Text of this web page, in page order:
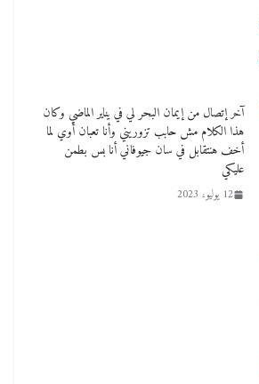
آخر إتصال من إيمان البحر لي في يناير الماضي وكان
هذا الكلام مش حابب تزوريني وأنا تعبان أوي لما
أخف هنتقابل في سان جيوفاني أنا بس بطمن
عليكي
12 يوليو، 2023